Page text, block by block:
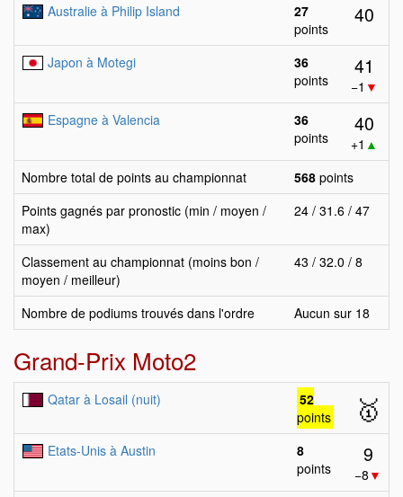
Australie à Philip Island
27
points
40
Japon à Motegi
36
points
41
−1 ▼
Espagne à Valencia
36
points
40
+1 ▲
Nombre total de points au championnat
568 points
Points gagnés par pronostic (min / moyen /
max)
24 / 31.6 / 47
Classement au championnat (moins bon /
moyen / meilleur)
43 / 32.0 / 8
Nombre de podiums trouvés dans l'ordre Aucun sur 18
Grand-Prix Moto2
Qatar à Losail (nuit)
52
points
🥇
Etats-Unis à Austin
8
points
9
−8 ▼